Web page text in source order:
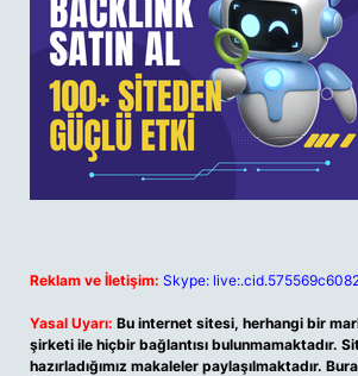
Reklam ve İletişim: Skype:
Yasal Uyarı: Bu internet sitesi, herhangi bir
şirketi ile hiçbir bağlantısı bulunmamaktadır.
hazırladığımız makaleler paylaşılmaktadır.